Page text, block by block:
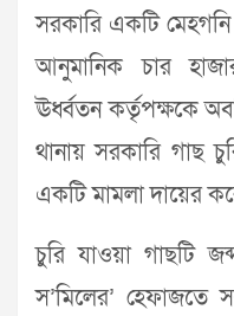
সরকারি একটি
আনুমানিক চার
ঊর্ধ্বতন কর্তৃপক্ষকে
থানায় সরকারি গাছ
একটি মামলা দায়ের
চুরি যাওয়া গাছটি
স’মিলের’ হেফাজতে